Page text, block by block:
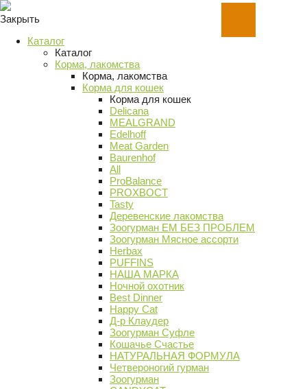
Закрыть
Каталог
Каталог
Корма, лакомства
Корма, лакомства
Корма для кошек
Корма для кошек
Delicana
MEALGRAND
Edelhoff
Meat Garden
Baurenhof
All
ProBalance
PROХВОСТ
Tasty
Деревенские лакомства
Зоогурман ЕМ БЕЗ ПРОБЛЕМ
Зоогурман Мясное ассорти
Herbax
PUFFINS
НАША МАРКА
Ночной охотник
Best Dinner
Happy Cat
Д-р Клаудер
Зоогурман Суфле
Кошачье Счастье
НАТУРАЛЬНАЯ ФОРМУЛА
Четвероногий гурман
Зоогурман